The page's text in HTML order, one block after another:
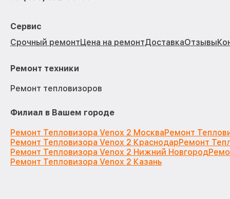
Сервис
Срочный ремонтЦена на ремонтДоставкаОтзывы
Ремонт техники
Ремонт тепловизоров
Филиал в Вашем городе
Ремонт Тепловизора Venox 2 МоскваРемонт
Ремонт Тепловизора Venox 2 КраснодарРемонт
Ремонт Тепловизора Venox 2 Нижний Новгород
Ремонт Тепловизора Venox 2 Казань